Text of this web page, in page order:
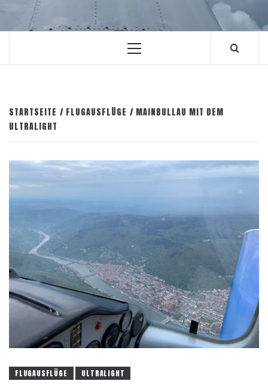
Primäres
STARTSEITE FLUGAUSFLÜGE
MAINBULLAU MIT DEM
ULTRALIGHT
FLUGAUSFLÜGE ULTRALIGHT